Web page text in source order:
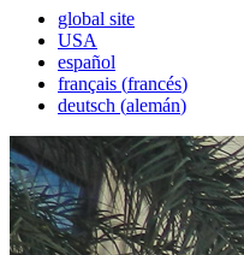
global site
USA
español
français (francés)
deutsch (alemán)